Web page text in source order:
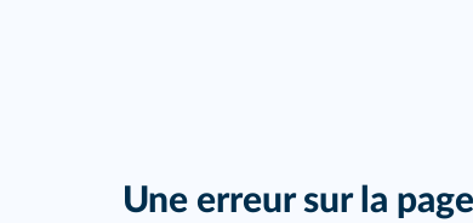
Une erreur sur la